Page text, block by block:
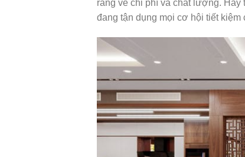
ràng về chi phí và chất lượng. Hãy
đang tận dụng mọi cơ hội tiết kiệm